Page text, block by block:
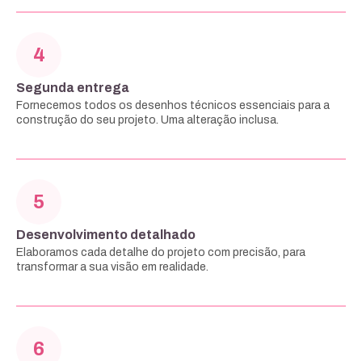
4
Segunda entrega
Fornecemos todos os desenhos técnicos essenciais para a
construção do seu projeto. Uma alteração inclusa.
5
Desenvolvimento detalhado
Elaboramos cada detalhe do projeto com precisão, para
transformar a sua visão em realidade.
6